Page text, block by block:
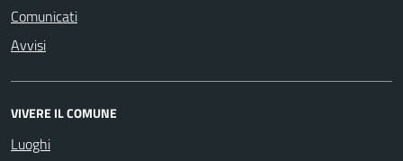
Comunicati
Avvisi
VIVERE IL COMUNE
Luoghi